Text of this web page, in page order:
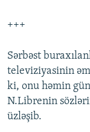
+++
Sərbəst
televiziyasinin
ki, onu həmin
N.Librenin
üzləşib.